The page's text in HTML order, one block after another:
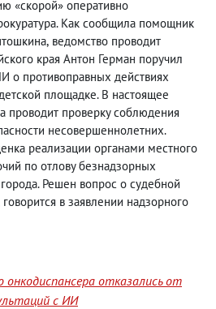
«скорой» оперативно
Как сообщила помощник
, ведомство проводит
края Антон Герман поручил
о противоправных действиях
площадке. В настоящее
проводит проверку соблюдения
несовершеннолетних.
реализации органами местного
по отлову безнадзорных
Решен вопрос о судебной
говорится в заявлении надзорного
отказались от
с ИИ